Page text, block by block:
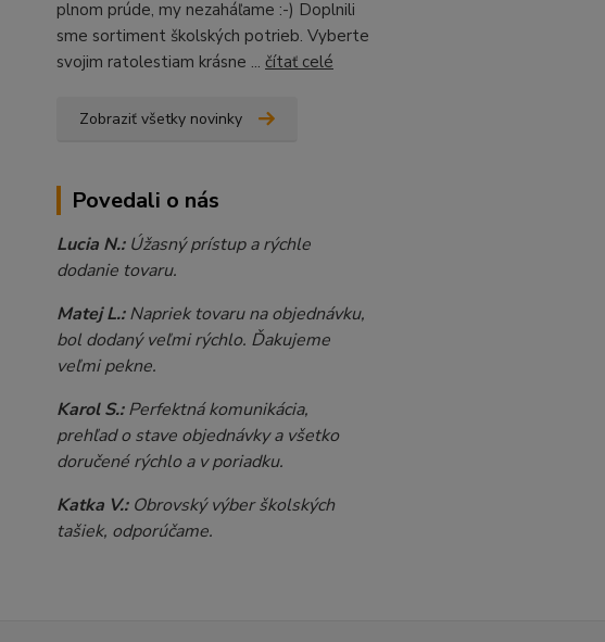
plnom prúde, my nezaháľame :-) Doplnili
sme sortiment školských potrieb. Vyberte
svojim ratolestiam krásne ... čítať celé
Zobraziť všetky novinky
Povedali o nás
Lucia N.:Úžasný prístup a rýchle
dodanie tovaru.
Matej L.:Napriek tovaru na objednávku,
bol dodaný veľmi rýchlo. Ďakujeme
veľmi pekne.
Karol S.:Perfektná komunikácia,
prehľad o stave objednávky a všetko
doručené rýchlo a v poriadku.
Katka V.: Obrovský výber školských
tašiek, odporúčame.